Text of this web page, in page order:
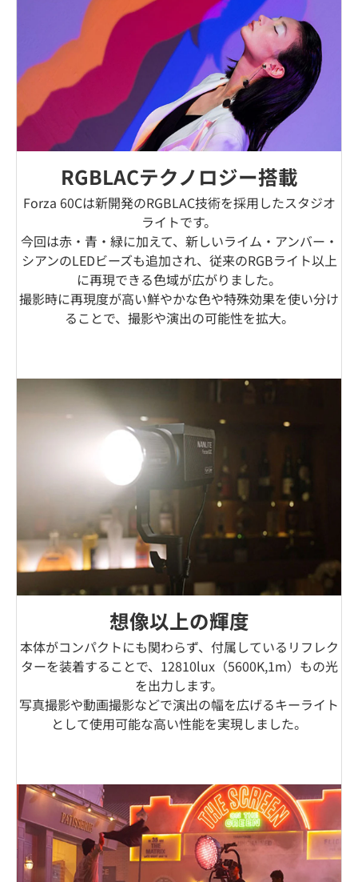
RGBLACテクノロジー搭載
Forza 60Cは新開発のRGBLAC技術を採用したスタジオ
ライトです。
今回は赤・青・緑に加えて、新しいライム・アンバー・
シアンのLEDビーズも追加され、従来のRGBライト以上
に再現できる色域が広がりました。
撮影時に再現度が高い鮮やかな色や特殊効果を使い分け
ることで、撮影や演出の可能性を拡大。
想像以上の輝度
本体がコンパクトにも関わらず、付属しているリフレク
ターを装着することで、12810lux（5600K,1m）もの光
を出力します。
写真撮影や動画撮影などで演出の幅を広げるキーライト
として使用可能な高い性能を実現しました。